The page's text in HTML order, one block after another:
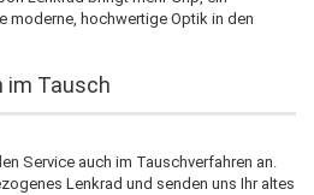
moderne, hochwertige Optik in den
im Tausch
Service auch im Tauschverfahren an.
Lenkrad und senden uns Ihr altes